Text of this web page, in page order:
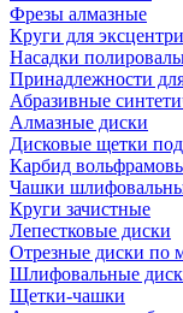
Фрезы алмазные
Круги для
Насадки
Принадлежности
Абразивные
Алмазные диски
Дисковые щетки
Карбид
Чашки
Круги зачистные
Лепестковые диски
Отрезные диски по
Шлифовальные
Щетки-чашки